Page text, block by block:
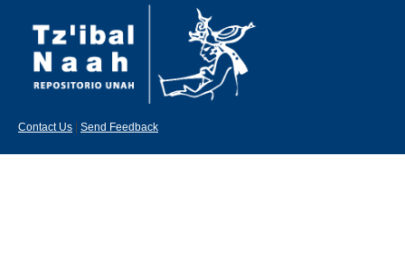
Contact Us Send Feedback